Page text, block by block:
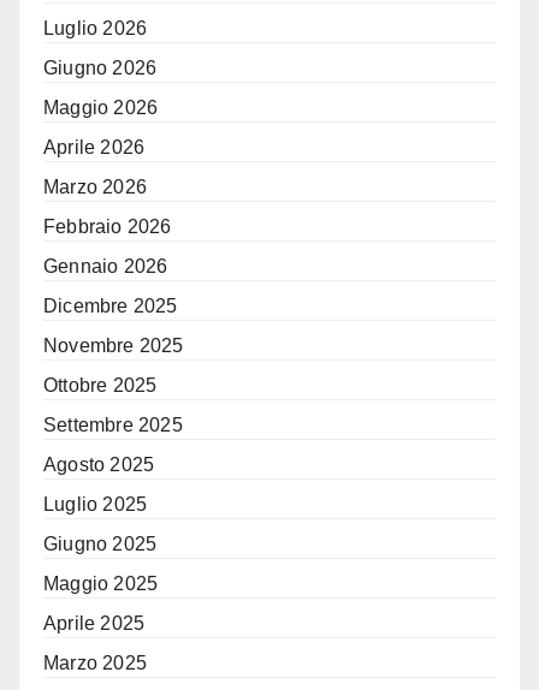
Luglio 2026
Giugno 2026
Maggio 2026
Aprile 2026
Marzo 2026
Febbraio 2026
Gennaio 2026
Dicembre 2025
Novembre 2025
Ottobre 2025
Settembre 2025
Agosto 2025
Luglio 2025
Giugno 2025
Maggio 2025
Aprile 2025
Marzo 2025